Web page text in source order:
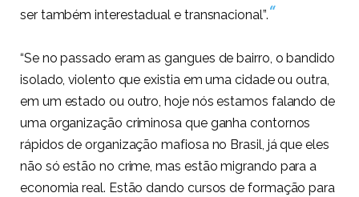
ser também interestadual e transnacional”.“
“Se no passado eram as gangues de bairro, o bandido
isolado, violento que existia em uma cidade ou outra,
em um estado ou outro, hoje nós estamos falando de
uma organização criminosa que ganha contornos
rápidos de organização mafiosa no Brasil, já que eles
não só estão no crime, mas estão migrando para a
economia real. Estão dando cursos de formação para